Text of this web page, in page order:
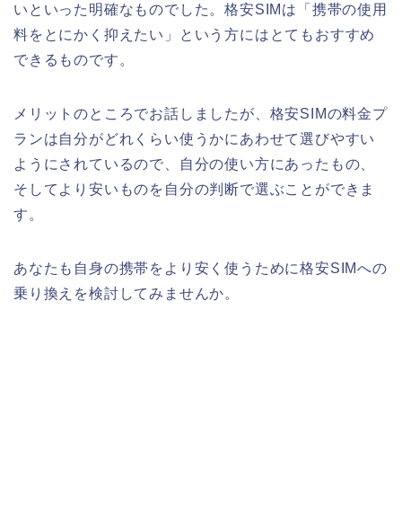
いといった明確なものでした。格安SIMは「携帯の使用
料をとにかく抑えたい」という方にはとてもおすすめ
できるものです。
メリットのところでお話しましたが、格安SIMの料金プ
ランは自分がどれくらい使うかにあわせて選びやすい
ようにされているので、自分の使い方にあったもの、
そしてより安いものを自分の判断で選ぶことができま
す。
あなたも自身の携帯をより安く使うために格安SIMへの
乗り換えを検討してみませんか。